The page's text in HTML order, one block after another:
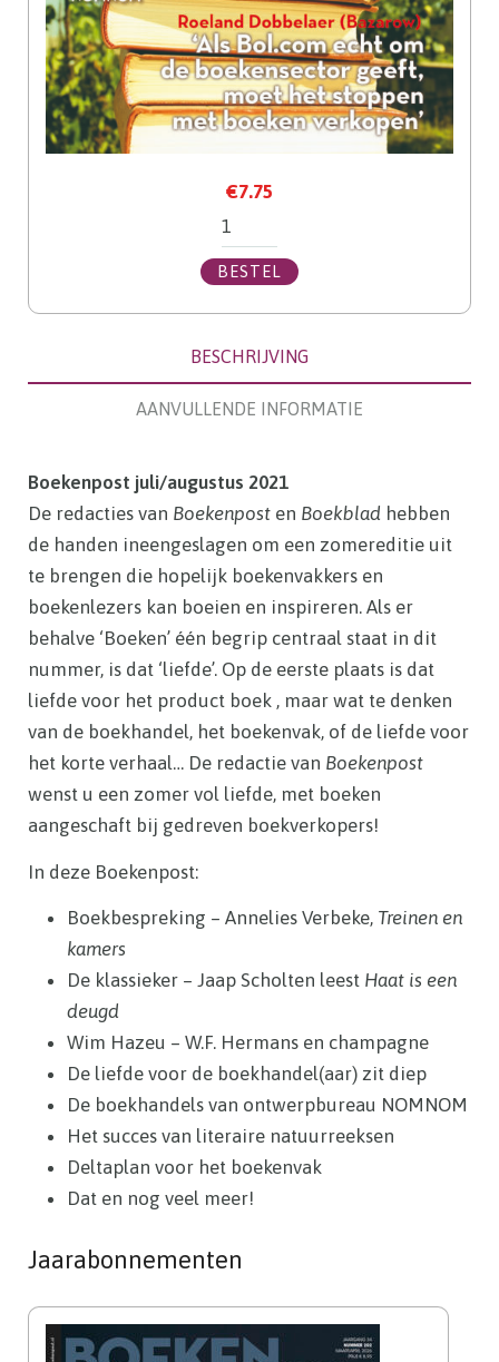
€7.75
Boekenpost
juli/augustus
aantal
BESTEL
BESCHRIJVING
AANVULLENDE INFORMATIE
Boekenpost juli/augustus 2021
De redacties van Boekenpost en Boekblad hebben
de handen ineengeslagen om een zomereditie uit
te brengen die hopelijk boekenvakkers en
boekenlezers kan boeien en inspireren. Als er
behalve ‘Boeken’ één begrip centraal staat in dit
nummer, is dat ‘liefde’. Op de eerste plaats is dat
liefde voor het product boek , maar wat te denken
van de boekhandel, het boekenvak, of de liefde voor
het korte verhaal… De redactie van Boekenpost
wenst u een zomer vol liefde, met boeken
aangeschaft bij gedreven boekverkopers!
In deze Boekenpost:
Boekbespreking – Annelies Verbeke, Treinen en
kamers
De klassieker – Jaap Scholten leest Haat is een
deugd
Wim Hazeu – W.F. Hermans en champagne
De liefde voor de boekhandel(aar) zit diep
De boekhandels van ontwerpbureau NOMNOM
Het succes van literaire natuurreeksen
Deltaplan voor het boekenvak
Dat en nog veel meer!
Jaarabonnementen